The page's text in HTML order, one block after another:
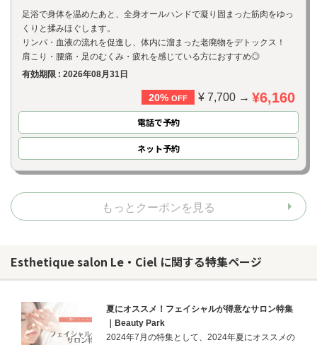
足浴で身体を温めたあと、全身オールハンドで凝り固まった筋肉をゆっ
くりと揉みほぐします。
リンパ・血液の流れを促進し、体内に溜まった老廃物をデトックス！
肩こり・腰痛・足のむくみ・疲れを感じている方におすすめ◎
有効期限 : 2026年08月31日
20% OFF ¥ 7,700 → ¥6,160
電話で予約
ネット予約
もっとクーポンを見る
Esthetique salon Le・Ciel に関する特集ページ
夏にオススメ！フェイシャルが得意なサロン特集
｜Beauty Park
2024年7月の特集として、2024年夏にオススメの